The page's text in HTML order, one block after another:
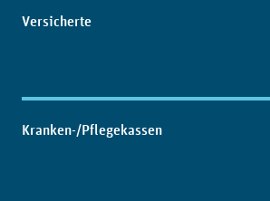
Versicherte
Kranken-/Pflegekassen